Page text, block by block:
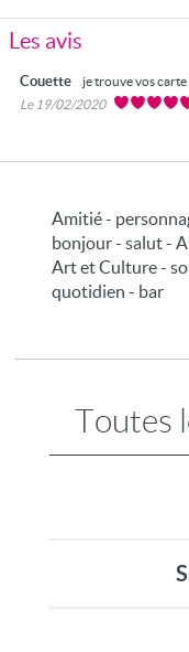
Les avis
Couette
je trouve vos
Le 19/02/2020
Amitié -
bonjour - salut -
Art et Culture -
quotidien - bar
Toutes